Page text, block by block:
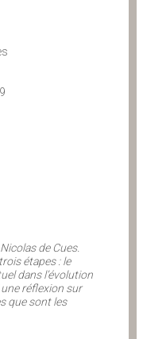
de Cues.
étapes : le
dans l’évolution
réflexion sur
que sont les